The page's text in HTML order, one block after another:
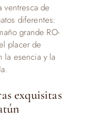
ventresca de
diferentes:
grande RO-
placer de
la esencia y la
exquisitas